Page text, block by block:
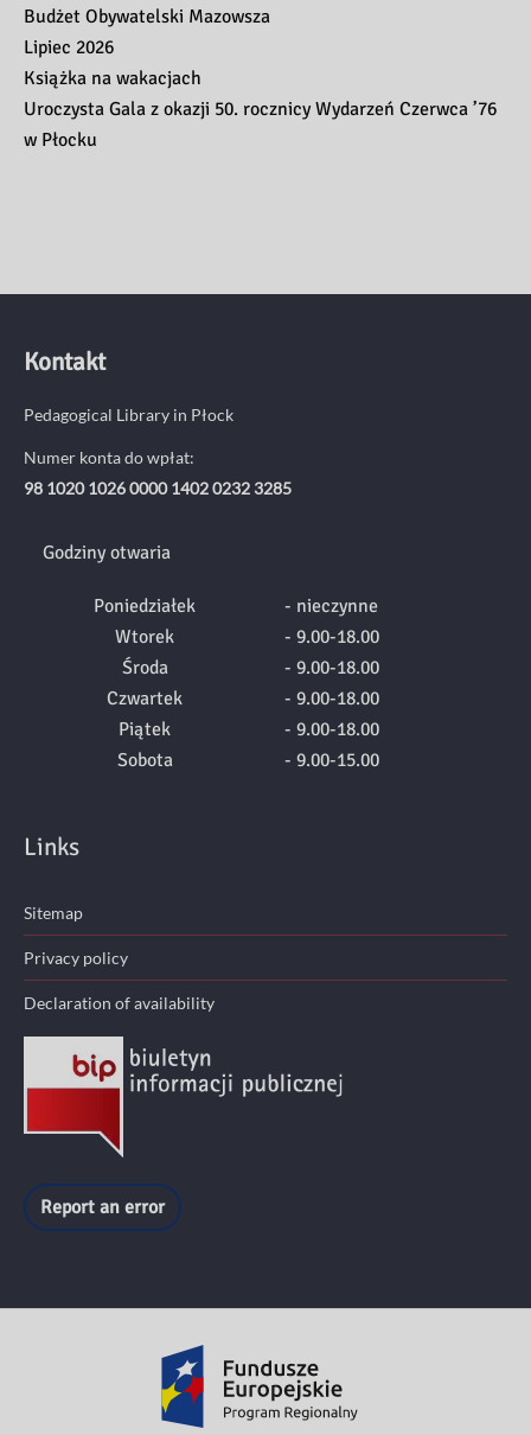
Budżet Obywatelski Mazowsza
Lipiec 2026
Książka na wakacjach
Uroczysta Gala z okazji 50. rocznicy Wydarzeń Czerwca ’76
w Płocku
Kontakt
Pedagogical Library in Płock
Numer konta do wpłat:
98 1020 1026 0000 1402 0232 3285
Godziny otwaria
Poniedziałek
Wtorek
Środa
Czwartek
Piątek
Sobota
- nieczynne
- 9.00-18.00
- 9.00-18.00
- 9.00-18.00
- 9.00-18.00
- 9.00-15.00
Links
Sitemap
Privacy policy
Declaration of availability
Report an error